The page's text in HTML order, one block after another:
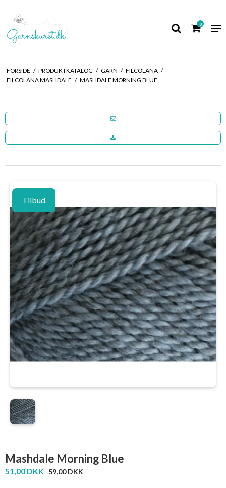
0
FORSIDE / PRODUKTKATALOG / GARN / FILCOLANA /
FILCOLANA MASHDALE / MASHDALE MORNING BLUE
Tilbud
Mashdale Morning Blue
51,00 DKK 59,00 DKK